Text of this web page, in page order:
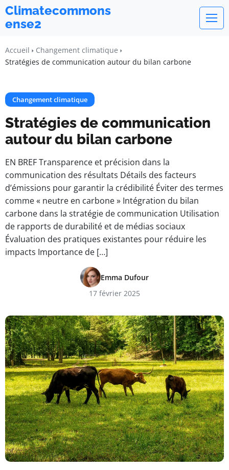
Climatecommons
ense2
Accueil
Changement climatique
Stratégies de communication autour du bilan carbone
Changement climatique
Stratégies de communication
autour du bilan carbone
EN BREF Transparence et précision dans la
communication des résultats Détails des facteurs
d’émissions pour garantir la crédibilité Éviter des termes
comme « neutre en carbone » Intégration du bilan
carbone dans la stratégie de communication Utilisation
de rapports de durabilité et de médias sociaux
Évaluation des pratiques existantes pour réduire les
impacts Importance de […]
Emma Dufour
17 février 2025